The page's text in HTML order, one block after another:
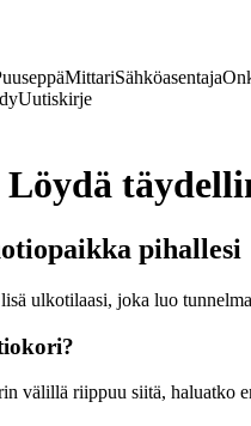
MittariSähköasentaja
Uutiskirje
pihallesi
ulkotilaasi, joka luo
välillä riippuu siitä, haluatko